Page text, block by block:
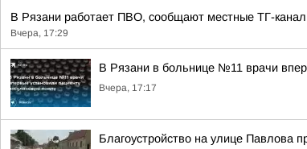
В Рязани работает ПВО, сообщают местные ТГ-
Вчера, 17:29
В Рязани в больнице №11 врачи
Вчера, 17:17
Благоустройство на улице Павлова